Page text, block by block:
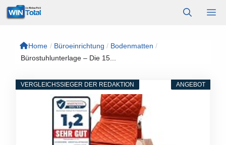
Zum
Inhalt
Home / Büroeinrichtung / Bodenmatten /
Bürostuhlunterlage – Die 15...
ANGEBOT
VERGLEICHSSIEGER DER REDAKTION